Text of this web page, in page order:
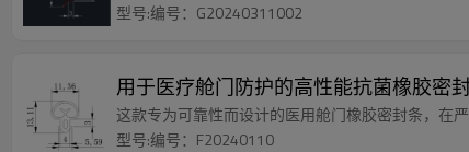
型号:编号：G20240311002
用于医疗舱门防护的高性能抗菌橡胶密
这款专为可靠性而设计的医用舱门橡胶密封条，在
型号:编号：F20240110